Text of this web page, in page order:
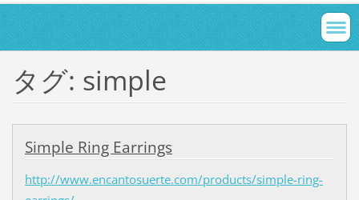
タグ: simple
Simple Ring Earrings
http://www.encantosuerte.com/products/simple-ring-